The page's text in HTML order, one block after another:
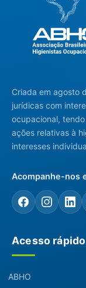
Criada em agosto
jurídicas com
ocupacional,
ações relativas à
interesses
Acompanhe-nos
Acesso rápido
ABHO